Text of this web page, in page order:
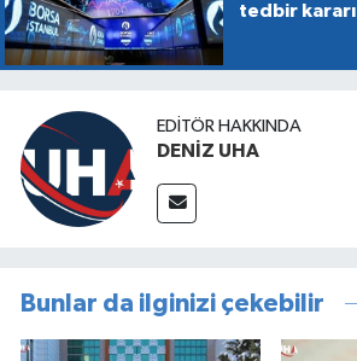
tedbir kararı
EDITÖR HAKKINDA
DENİZ UHA
Bunlar da ilginizi çekebilir